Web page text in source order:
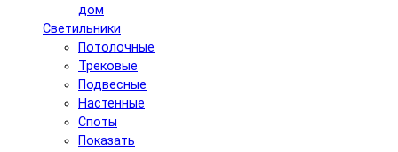
дом
Светильники
Потолочные
Трековые
Подвесные
Настенные
Споты
Показать